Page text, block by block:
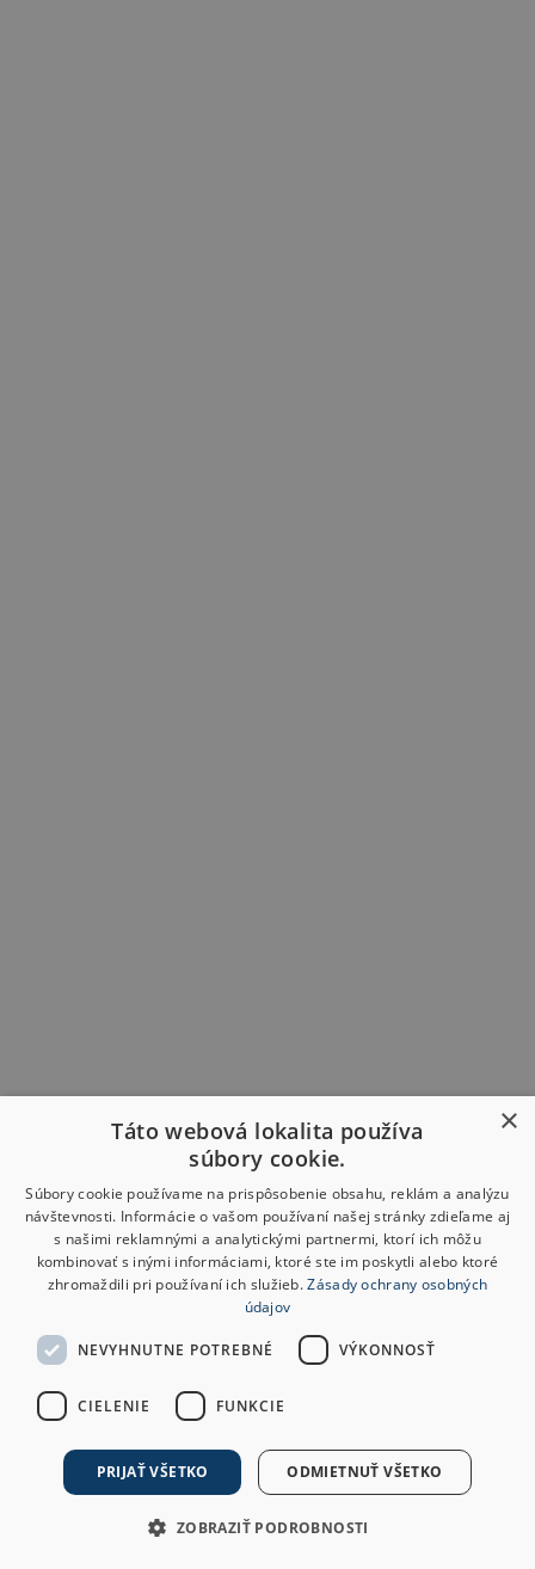
×
Táto webová lokalita používa
súbory cookie.
Súbory cookie používame na prispôsobenie obsahu, reklám a analýzu
návštevnosti. Informácie o vašom používaní našej stránky zdieľame aj
s našimi reklamnými a analytickými partnermi, ktorí ich môžu
kombinovať s inými informáciami, ktoré ste im poskytli alebo ktoré
zhromaždili pri používaní ich služieb.Zásady ochrany osobných
údajov
NEVYHNUTNE POTREBNÉ VÝKONNOSŤ
CIELENIE FUNKCIE
PRIJAŤ VŠETKO ODMIETNUŤ VŠETKO
ZOBRAZIŤ PODROBNOSTI